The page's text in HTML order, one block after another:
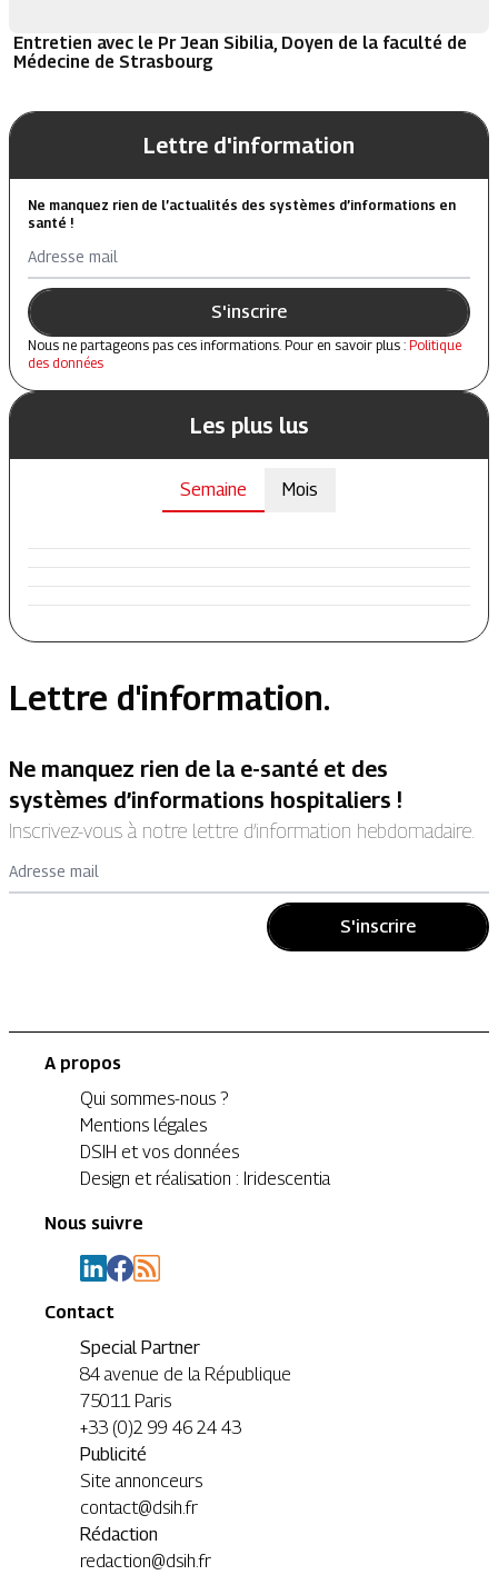
Entretien avec le Pr Jean Sibilia, Doyen de la faculté de
Médecine de Strasbourg
Lettre d'information
Ne manquez rien de l’actualités des systèmes d’informations en
santé !
Adresse mail
S'inscrire
Nous ne partageons pas ces informations. Pour en savoir plus : Politique
des données
Les plus lus
Semaine Mois
Lettre d'information.
Ne manquez rien de la e-santé et des
systèmes d’informations hospitaliers !
Inscrivez-vous à notre lettre d’information hebdomadaire.
Adresse mail
S'inscrire
A propos
Qui sommes-nous ?
Mentions légales
DSIH et vos données
Design et réalisation : Iridescentia
Nous suivre
Contact
Special Partner
84 avenue de la République
75011 Paris
+33 (0)2 99 46 24 43
Publicité
Site annonceurs
contact@dsih.fr
Rédaction
redaction@dsih.fr